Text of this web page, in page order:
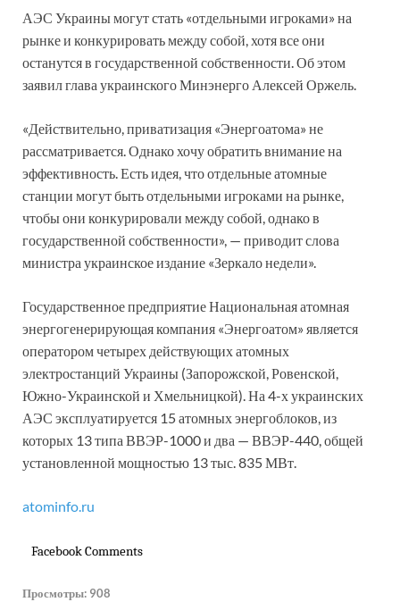
АЭС Украины могут стать «отдельными игроками» на
рынке и конкурировать между собой, хотя все они
останутся в государственной собственности. Об этом
заявил глава украинского Минэнерго Алексей Оржель.
«Действительно, приватизация «Энергоатома» не
рассматривается. Однако хочу обратить внимание на
эффективность. Есть идея, что отдельные атомные
станции могут быть отдельными игроками на рынке,
чтобы они конкурировали между собой, однако в
государственной собственности», — приводит слова
министра украинское издание «Зеркало недели».
Государственное предприятие Национальная атомная
энергогенерирующая компания «Энергоатом» является
оператором четырех действующих атомных
электростанций Украины (Запорожской, Ровенской,
Южно-Украинской и Хмельницкой). На 4-х украинских
АЭС эксплуатируется 15 атомных энергоблоков, из
которых 13 типа ВВЭР-1000 и два — ВВЭР-440, общей
установленной мощностью 13 тыс. 835 МВт.
atominfo.ru
Facebook Comments
Просмотры: 908